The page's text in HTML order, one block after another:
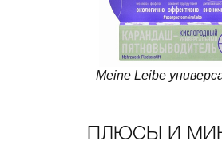
Meine Leibe
ПЛЮСЫ И